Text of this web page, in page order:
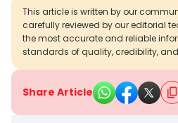
This article is written by our
carefully reviewed by our editorial
the most accurate and reliable
standards of quality, credibility,
Share Article